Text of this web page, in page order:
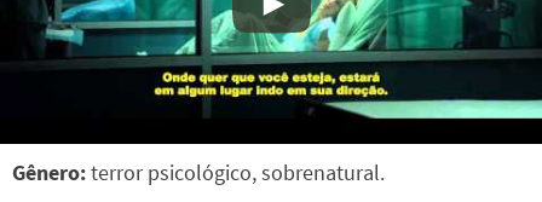
Gênero:terror psicológico, sobrenatural.